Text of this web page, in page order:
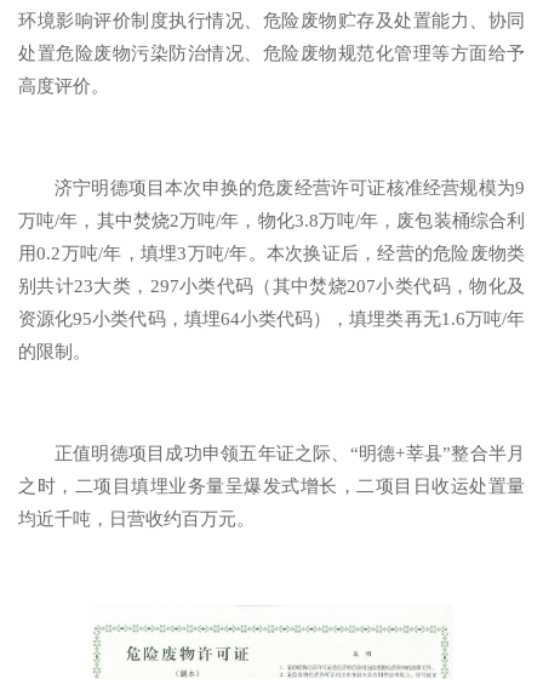
环境影响评价制度执行情况、危险废物贮存及处置能力、协同
处置危险废物污染防治情况、危险废物规范化管理等方面给予
高度评价。
济宁明德项目本次申换的危废经营许可证核准经营规模为9
万吨/年，其中焚烧2万吨/年，物化3.8万吨/年，废包装桶综合利
用0.2万吨/年，填埋3万吨/年。本次换证后，经营的危险废物类
别共计23大类，297小类代码（其中焚烧207小类代码，物化及
资源化95小类代码，填埋64小类代码），填埋类再无1.6万吨/年
的限制。
正值明德项目成功申领五年证之际、“明德+莘县”整合半月
之时，二项目填埋业务量呈爆发式增长，二项目日收运处置量
均近千吨，日营收约百万元。